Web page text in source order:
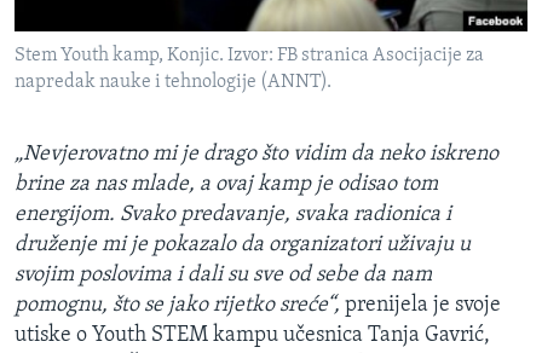
Stem Youth kamp, Konjic. Izvor: FB stranica Asocijacije za
napredak nauke i tehnologije (ANNT).
„Nevjerovatno mi je drago što vidim da neko iskreno
brine za nas mlade, a ovaj kamp je odisao tom
energijom. Svako predavanje, svaka radionica i
druženje mi je pokazalo da organizatori uživaju u
svojim poslovima i dali su sve od sebe da nam
pomognu, što se jako rijetko sreće“, prenijela je svoje
utiske o Youth STEM kampu učesnica Tanja Gavrić,